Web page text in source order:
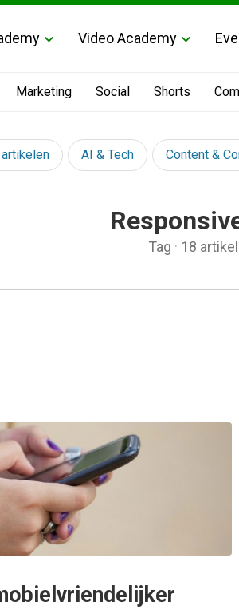
Video Academy
Marketing Social Shorts
AI & Tech Content &
Tag · 18